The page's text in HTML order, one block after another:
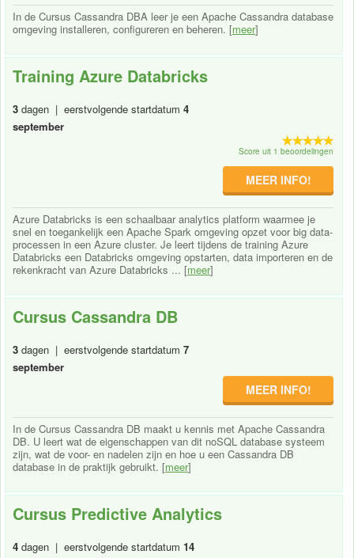
In de Cursus Cassandra DBA leer je een Apache Cassandra database
omgeving installeren, configureren en beheren. [meer]
Training Azure Databricks
3 dagen | eerstvolgende startdatum 4
september
Score uit 1 beoordelingen
MEER INFO!
Azure Databricks is een schaalbaar analytics platform waarmee je
snel en toegankelijk een Apache Spark omgeving opzet voor big data-
processen in een Azure cluster. Je leert tijdens de training Azure
Databricks een Databricks omgeving opstarten, data importeren en de
rekenkracht van Azure Databricks ... [meer]
Cursus Cassandra DB
3 dagen | eerstvolgende startdatum 7
september
MEER INFO!
In de Cursus Cassandra DB maakt u kennis met Apache Cassandra
DB. U leert wat de eigenschappen van dit noSQL database systeem
zijn, wat de voor- en nadelen zijn en hoe u een Cassandra DB
database in de praktijk gebruikt. [meer]
Cursus Predictive Analytics
4 dagen | eerstvolgende startdatum 14